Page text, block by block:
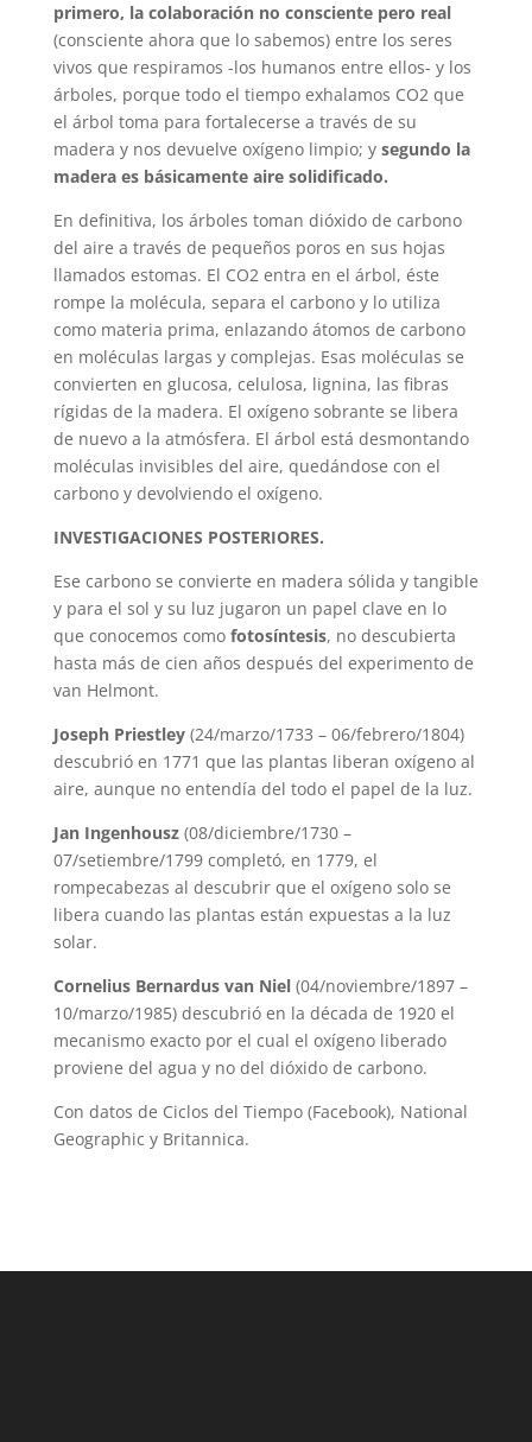
primero, la colaboración no consciente pero real
(consciente ahora que lo sabemos) entre los seres
vivos que respiramos -los humanos entre ellos- y los
árboles, porque todo el tiempo exhalamos CO2 que
el árbol toma para fortalecerse a través de su
madera y nos devuelve oxígeno limpio; y segundo la
madera es básicamente aire solidificado.
En definitiva, los árboles toman dióxido de carbono
del aire a través de pequeños poros en sus hojas
llamados estomas. El CO2 entra en el árbol, éste
rompe la molécula, separa el carbono y lo utiliza
como materia prima, enlazando átomos de carbono
en moléculas largas y complejas. Esas moléculas se
convierten en glucosa, celulosa, lignina, las fibras
rígidas de la madera. El oxígeno sobrante se libera
de nuevo a la atmósfera. El árbol está desmontando
moléculas invisibles del aire, quedándose con el
carbono y devolviendo el oxígeno.
INVESTIGACIONES POSTERIORES.
Ese carbono se convierte en madera sólida y tangible
y para el sol y su luz jugaron un papel clave en lo
que conocemos como fotosíntesis, no descubierta
hasta más de cien años después del experimento de
van Helmont.
Joseph Priestley(24/marzo/1733 – 06/febrero/1804)
descubrió en 1771 que las plantas liberan oxígeno al
aire, aunque no entendía del todo el papel de la luz.
Jan Ingenhousz(08/diciembre/1730 –
07/setiembre/1799 completó, en 1779, el
rompecabezas al descubrir que el oxígeno solo se
libera cuando las plantas están expuestas a la luz
solar.
Cornelius Bernardus van Niel(04/noviembre/1897 –
10/marzo/1985) descubrió en la década de 1920 el
mecanismo exacto por el cual el oxígeno liberado
proviene del agua y no del dióxido de carbono.
Con datos de Ciclos del Tiempo (Facebook), National
Geographic y Britannica.